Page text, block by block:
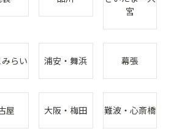
宮
らい 浦安・舞浜 幕張
屋 大阪・梅田 難波・心斎橋